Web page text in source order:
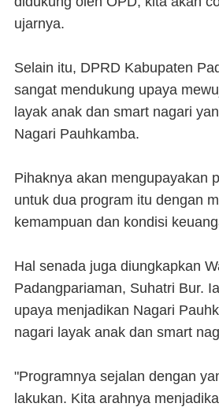
ujarnya.
Selain itu, DPRD Kabupaten
sangat mendukung upaya
layak anak dan smart nagari
Nagari Pauhkamba.
Pihaknya akan mengupayakan
untuk dua program itu dengan
kemampuan dan kondisi
Hal senada juga diungkapkan
Padangpariaman, Suhatri Bur.
upaya menjadikan Nagari
nagari layak anak dan smart
"Programnya sejalan dengan
lakukan. Kita arahnya